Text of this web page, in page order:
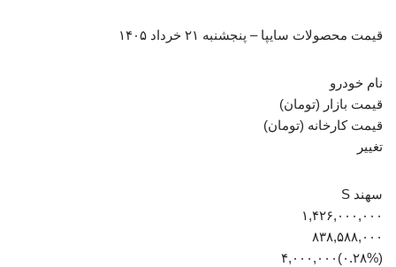
قیمت محصولات سایپا – پنجشنبه ۲۱ خرداد ۱۴۰۵
نام خودرو
قیمت بازار (تومان)
قیمت کارخانه (تومان)
تغییر
سهند S
۱,۴۲۶,۰۰۰,۰۰۰
۸۳۸,۵۸۸,۰۰۰
(‎۰.۲۸%‏)‎۴,۰۰۰,۰۰۰‏